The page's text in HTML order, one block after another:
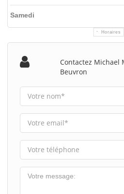
Horaires
Samedi
Contactez Michael
Beuvron